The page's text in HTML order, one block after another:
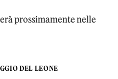
prossimamente nelle
DEL LEONE